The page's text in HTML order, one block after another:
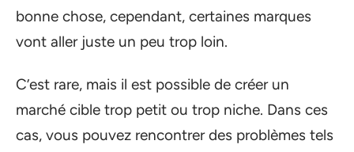
bonne chose, cependant, certaines marques
vont aller juste un peu trop loin.
C’est rare, mais il est possible de créer un
marché cible trop petit ou trop niche. Dans ces
cas, vous pouvez rencontrer des problèmes tels